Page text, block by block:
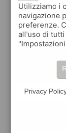
Utilizziamo i
navigazione
preferenze.
all'uso di
Privacy